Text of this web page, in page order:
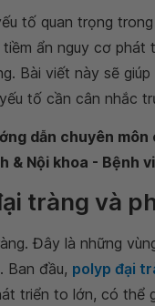
tố quan trọng
ẩn nguy cơ
Bài viết này sẽ
tố cần cân nhắc
dẫn chuyên
& Nội khoa - Bệnh
tràng và
Đây là những
Ban đầu, polyp đại
triển to lớn, có thể